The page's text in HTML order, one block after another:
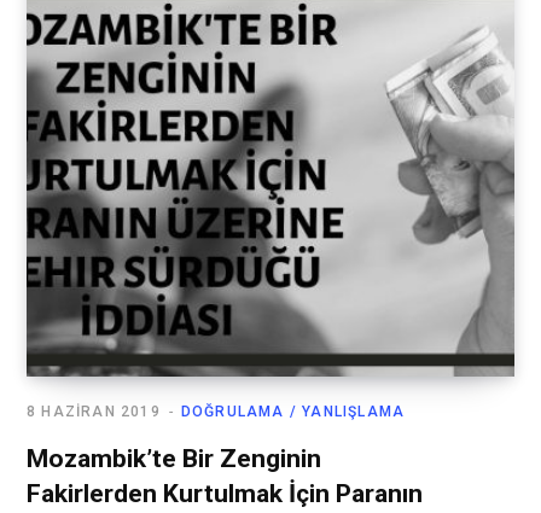
DOĞRULAMA / YANLIŞLAMA
8 HAZIRAN 2019
Mozambik’te Bir Zenginin
Fakirlerden Kurtulmak İçin Paranın